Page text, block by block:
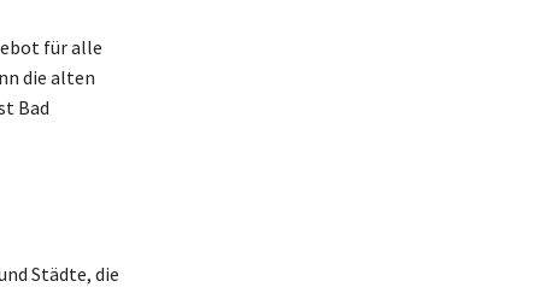
für alle
die alten
Bad
Städte, die